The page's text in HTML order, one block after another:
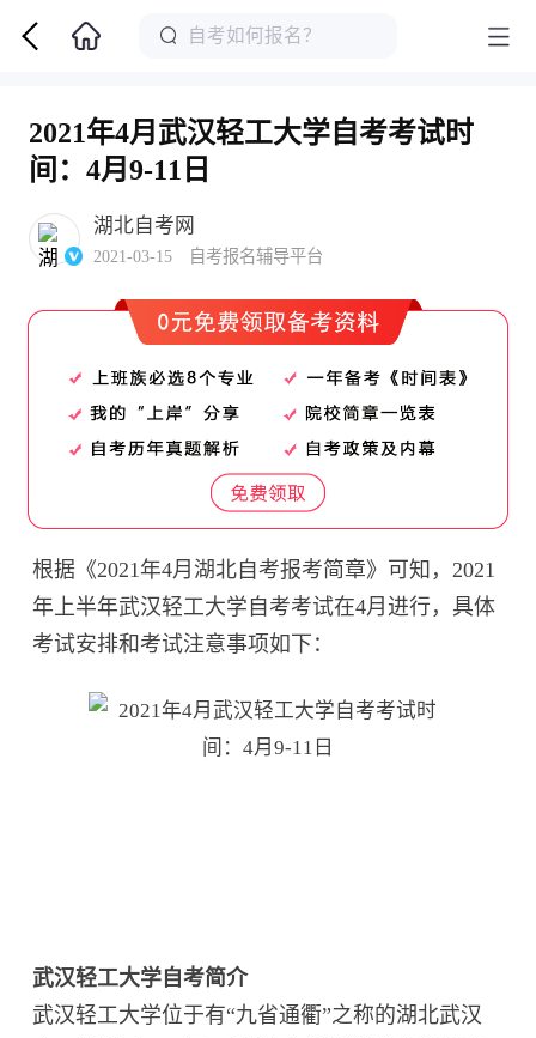
2021年4月武汉轻工大学自考考试时
间：4月9-11日
湖北自考网
2021-03-15 自考报名辅导平台
根据《2021年4月湖北自考报考简章》可知，2021
年上半年武汉轻工大学自考考试在4月进行，具体
考试安排和考试注意事项如下：
武汉轻工大学自考简介
武汉轻工大学位于有“九省通衢”之称的湖北武汉